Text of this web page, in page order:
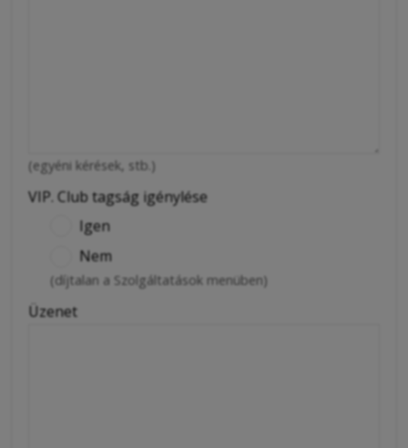
(egyéni kérések, stb.)
VIP. Club tagság igénylése
Igen
Nem
(díjtalan a Szolgáltatások menüben)
Üzenet